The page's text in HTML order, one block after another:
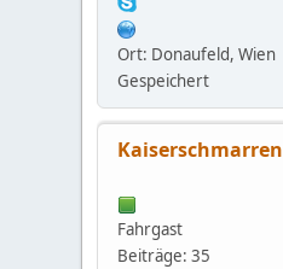
Ort: Donaufeld, Wien
Gespeichert
Kaiserschmarren
Fahrgast
Beiträge: 35